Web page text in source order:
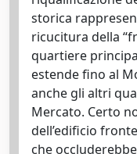
storica
ricucitura della
quartiere
estende fino al
anche gli altri
Mercato. Certo
dell’edificio
che